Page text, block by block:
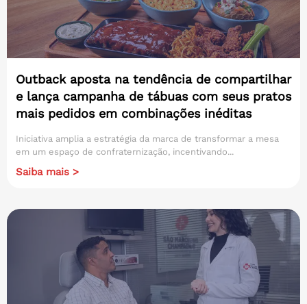
Outback aposta na tendência de compartilhar
e lança campanha de tábuas com seus pratos
mais pedidos em combinações inéditas
Iniciativa amplia a estratégia da marca de transformar a mesa
em um espaço de confraternização, incentivando...
Saiba mais >